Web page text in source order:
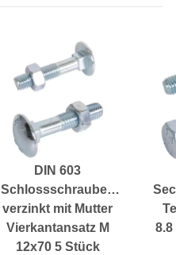
DIN 603
Schlossschrauben
verzinkt mit Mutter
Vierkantansatz M
12x70 5 Stück
8.8